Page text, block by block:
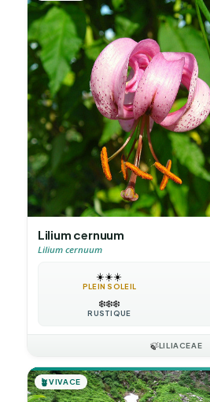
Lilium cernuum
Lilium cernuum
☀️☀️☀️
PLEIN SOLEIL
❄️❄️❄️
RUSTIQUE
🍃LILIACEAE
🪴VIVACE